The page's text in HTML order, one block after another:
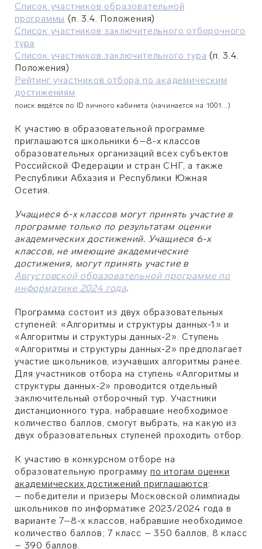
Список участников образовательной
программы (п. 3.4. Положения)
Список участников заключительного отборочного
тура
Список участников заключительного тура (п. 3.4.
Положения)
Рейтинг участников отбора по академическим
достижениям
поиск ведётся по ID личного кабинета (начинается на 1001...)
К участию в образовательной программе
приглашаются школьники 6–8-х классов
образовательных организаций всех субъектов
Российской Федерации и стран СНГ, а также
Республики Абхазия и Республики Южная
Осетия.
Учащиеся 6-х классов могут принять участие в
программе только по результатам оценки
академических достижений. Учащиеся 6-х
классов, не имеющие академические
достижения, могут принять участие в
Августовской образовательной программе по
информатике 2024 года.
Программа состоит из двух образовательных
ступеней: «Алгоритмы и структуры данных-1» и
«Алгоритмы и структуры данных-2». Ступень
«Алгоритмы и структуры данных-2» предполагает
участие школьников, изучавших алгоритмы ранее.
Для участников отбора на ступень «Алгоритмы и
структуры данных-2» проводится отдельный
заключительный отборочный тур. Участники
дистанционного тура, набравшие необходимое
количество баллов, смогут выбрать, на какую из
двух образовательных ступеней проходить отбор.
К участию в конкурсном отборе на
образовательную программу по итогам оценки
академических достижений приглашаются:
– победители и призеры Московской олимпиады
школьников по информатике 2023/2024 года в
варианте 7–8-х классов, набравшие необходимое
количество баллов; 7 класс – 350 баллов, 8 класс
– 390 баллов.